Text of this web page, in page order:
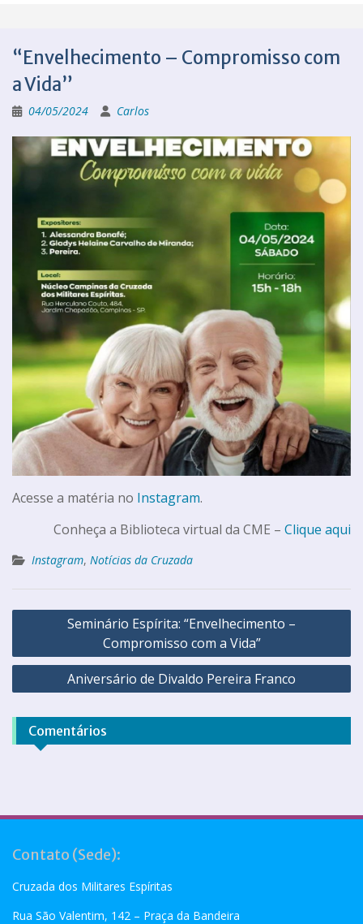
“Envelhecimento – Compromisso com
a Vida”
04/05/2024 Carlos
Acesse a matéria no Instagram.
Conheça a Biblioteca virtual da CME – Clique aqui
Instagram, Notícias da Cruzada
Seminário Espírita: “Envelhecimento –
Compromisso com a Vida”
Aniversário de Divaldo Pereira Franco
Comentários
Contato (Sede):
Cruzada dos Militares Espíritas
Rua São Valentim, 142 – Praça da Bandeira